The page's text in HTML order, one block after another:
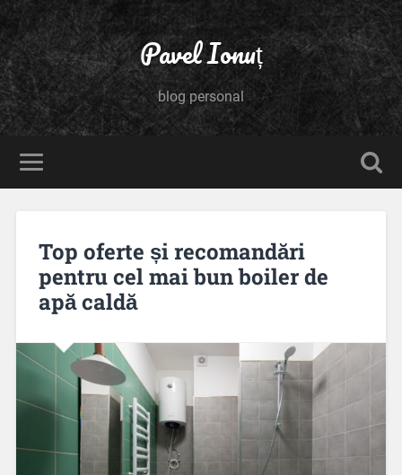
Pavel Ionuț
blog personal
Top oferte și recomandări
pentru cel mai bun boiler de
apă caldă